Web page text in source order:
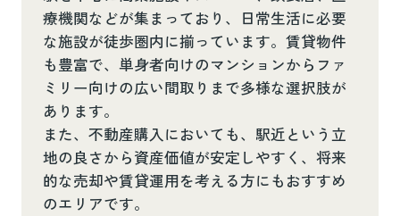
療機関などが集まっており、日常生活に必要
な施設が徒歩圏内に揃っています。賃貸物件
も豊富で、単身者向けのマンションからファ
ミリー向けの広い間取りまで多様な選択肢が
あります。
また、不動産購入においても、駅近という立
地の良さから資産価値が安定しやすく、将来
的な売却や賃貸運用を考える方にもおすすめ
のエリアです。